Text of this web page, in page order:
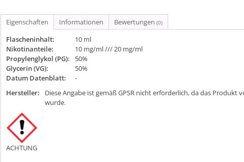
Eigenschaften Informationen Bewertungen (0)
Flascheninhalt:
10 ml
Nikotinanteile:
10 mg/ml /// 20 mg/ml
Propylenglykol (PG):
50%
Glycerin (VG):
50%
Datum Datenblatt:
-
Hersteller:
Diese Angabe ist gemäß GPSR nicht erforderlich, da das Produkt
wurde.
ACHTUNG